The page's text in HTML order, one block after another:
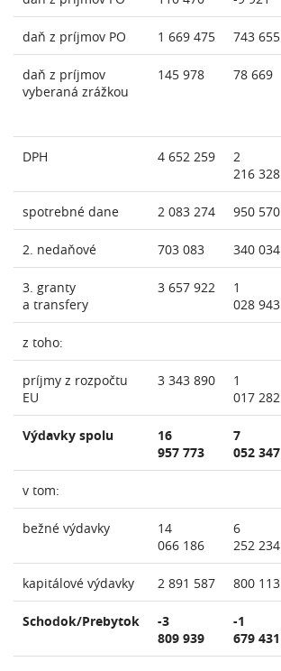
daň z príjmov PO 1 669 475 743 655
daň z príjmov
vyberaná zrážkou
145 978 78 669
DPH 4 652 259
2
216 328
spotrebné dane 2 083 274 950 570
2. nedaňové 703 083 340 034
3. granty
a transfery
3 657 922
1
028 943
z toho:
príjmy z rozpočtu
EU
3 343 890
1
017 282
Výdavky spolu
16
957 773
7
052 347
v tom:
bežné výdavky
14
066 186
6
252 234
kapitálové výdavky 2 891 587 800 113
Schodok/Prebytok
-3
809 939
-1
679 431